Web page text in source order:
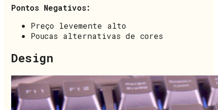
Pontos Negativos:
Preço levemente alto
Poucas alternativas de cores
Design